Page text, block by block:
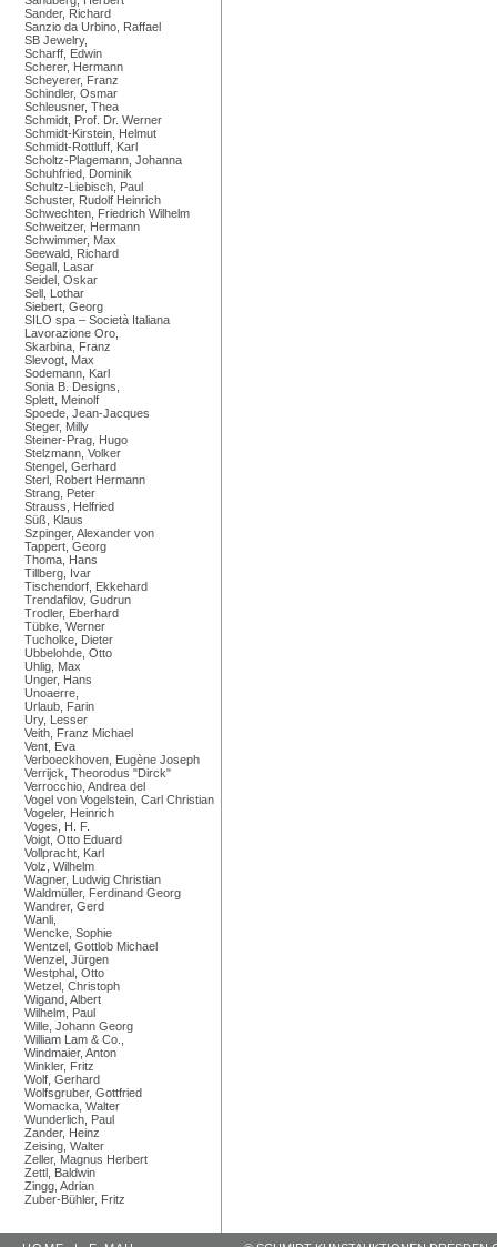
Sander, Richard
Sanzio da Urbino, Raffael
SB Jewelry,
Scharff, Edwin
Scherer, Hermann
Scheyerer, Franz
Schindler, Osmar
Schleusner, Thea
Schmidt, Prof. Dr. Werner
Schmidt-Kirstein, Helmut
Schmidt-Rottluff, Karl
Scholtz-Plagemann, Johanna
Schuhfried, Dominik
Schultz-Liebisch, Paul
Schuster, Rudolf Heinrich
Schwechten, Friedrich Wilhelm
Schweitzer, Hermann
Schwimmer, Max
Seewald, Richard
Segall, Lasar
Seidel, Oskar
Sell, Lothar
Siebert, Georg
SILO spa – Società Italiana
Lavorazione Oro,
Skarbina, Franz
Slevogt, Max
Sodemann, Karl
Sonia B. Designs,
Splett, Meinolf
Spoede, Jean-Jacques
Steger, Milly
Steiner-Prag, Hugo
Stelzmann, Volker
Stengel, Gerhard
Sterl, Robert Hermann
Strang, Peter
Strauss, Helfried
Süß, Klaus
Szpinger, Alexander von
Tappert, Georg
Thoma, Hans
Tillberg, Ivar
Tischendorf, Ekkehard
Trendafilov, Gudrun
Trodler, Eberhard
Tübke, Werner
Tucholke, Dieter
Ubbelohde, Otto
Uhlig, Max
Unger, Hans
Unoaerre,
Urlaub, Farin
Ury, Lesser
Veith, Franz Michael
Vent, Eva
Verboeckhoven, Eugène Joseph
Verrijck, Theorodus "Dirck"
Verrocchio, Andrea del
Vogel von Vogelstein, Carl Christian
Vogeler, Heinrich
Voges, H. F.
Voigt, Otto Eduard
Vollpracht, Karl
Volz, Wilhelm
Wagner, Ludwig Christian
Waldmüller, Ferdinand Georg
Wandrer, Gerd
Wanli,
Wencke, Sophie
Wentzel, Gottlob Michael
Wenzel, Jürgen
Westphal, Otto
Wetzel, Christoph
Wigand, Albert
Wilhelm, Paul
Wille, Johann Georg
William Lam & Co.,
Windmaier, Anton
Winkler, Fritz
Wolf, Gerhard
Wolfsgruber, Gottfried
Womacka, Walter
Wunderlich, Paul
Zander, Heinz
Zeising, Walter
Zeller, Magnus Herbert
Zettl, Baldwin
Zingg, Adrian
Zuber-Bühler, Fritz